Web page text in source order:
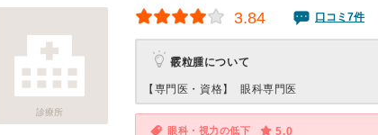
診療所
3.84 口コミ7件
霰粒腫について
【専門医・資格】 眼科専門医
眼科・視力の低下 5.0